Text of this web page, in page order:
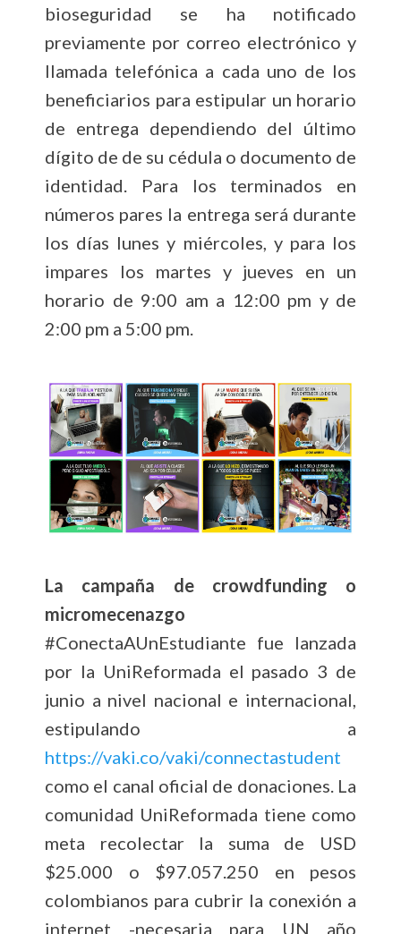
bioseguridad se ha notificado
previamente por correo electrónico y
llamada telefónica a cada uno de los
beneficiarios para estipular un horario
de entrega dependiendo del último
dígito de de su cédula o documento de
identidad. Para los terminados en
números pares la entrega será durante
los días lunes y miércoles, y para los
impares los martes y jueves en un
horario de 9:00 am a 12:00 pm y de
2:00 pm a 5:00 pm.
La campaña de crowdfunding o
micromecenazgo
#ConectaAUnEstudiante fue lanzada
por la UniReformada el pasado 3 de
junio a nivel nacional e internacional,
estipulando a
https://vaki.co/vaki/connectastudent
como el canal oficial de donaciones. La
comunidad UniReformada tiene como
meta recolectar la suma de USD
$25.000 o $97.057.250 en pesos
colombianos para cubrir la conexión a
internet -necesaria para UN año